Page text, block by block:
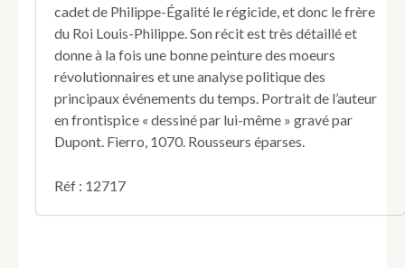
cadet de Philippe-Égalité le régicide, et donc le frère
du Roi Louis-Philippe. Son récit est très détaillé et
donne à la fois une bonne peinture des moeurs
révolutionnaires et une analyse politique des
principaux événements du temps. Portrait de l’auteur
en frontispice « dessiné par lui-même » gravé par
Dupont. Fierro, 1070. Rousseurs éparses.
Réf : 12717